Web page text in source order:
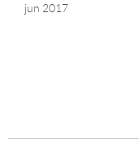
jun 2017